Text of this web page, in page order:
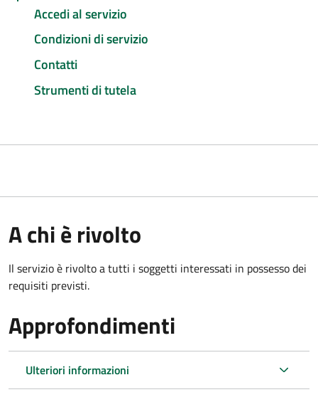
Accedi al servizio
Condizioni di servizio
Contatti
Strumenti di tutela
A chi è rivolto
Il servizio è rivolto a tutti i soggetti interessati in possesso dei
requisiti previsti.
Approfondimenti
Ulteriori informazioni